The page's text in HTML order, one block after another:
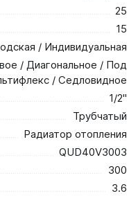
25
15
/ Индивидуальная
/ Диагональное / Под
/ Седловидное
1/2"
Трубчатый
Радиатор отопления
QUD40V3003
300
3.6